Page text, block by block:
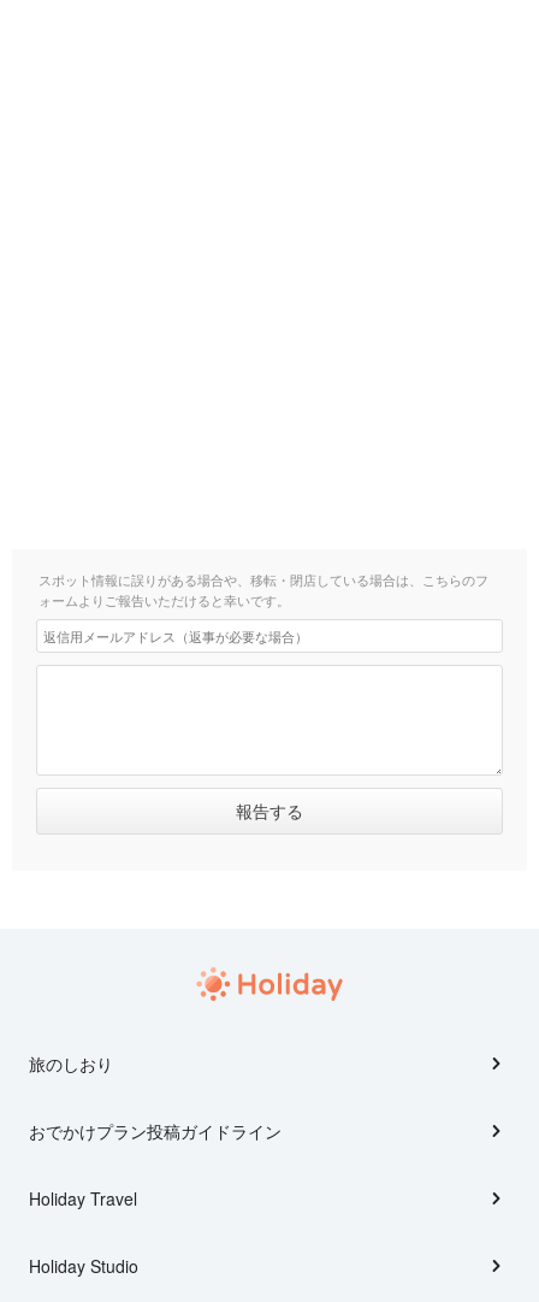
スポット情報に誤りがある場合や、移転・閉店している場合は、こちらのフ
ォームよりご報告いただけると幸いです。
旅のしおり
おでかけプラン投稿ガイドライン
Holiday Travel
Holiday Studio